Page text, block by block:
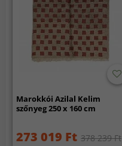
Marokkói Azilal Kelim
szőnyeg 250 x 160 cm
273 019 Ft 378 239 Ft